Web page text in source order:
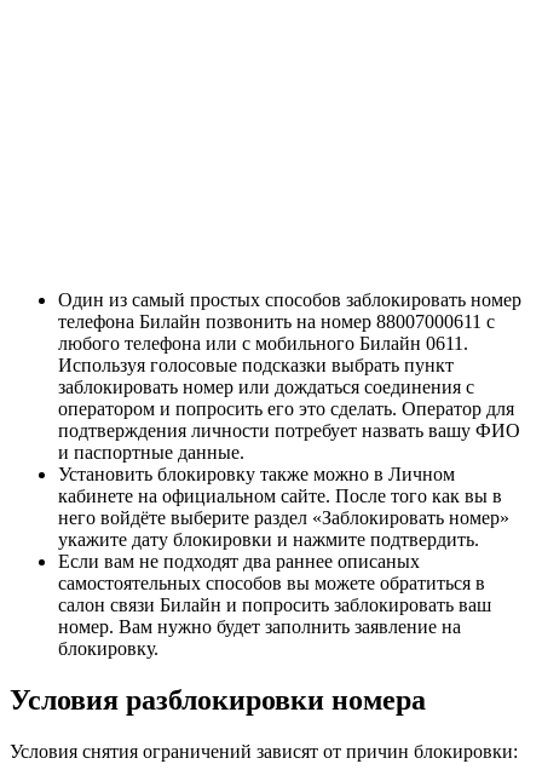
Один из самый простых способов заблокировать номер
телефона Билайн позвонить на номер 88007000611 с
любого телефона или с мобильного Билайн 0611.
Используя голосовые подсказки выбрать пункт
заблокировать номер или дождаться соединения с
оператором и попросить его это сделать. Оператор для
подтверждения личности потребует назвать вашу ФИО
и паспортные данные.
Установить блокировку также можно в Личном
кабинете на официальном сайте. После того как вы в
него войдёте выберите раздел «Заблокировать номер»
укажите дату блокировки и нажмите подтвердить.
Если вам не подходят два раннее описаных
самостоятельных способов вы можете обратиться в
салон связи Билайн и попросить заблокировать ваш
номер. Вам нужно будет заполнить заявление на
блокировку.
Условия разблокировки номера
Условия снятия ограничений зависят от причин блокировки: